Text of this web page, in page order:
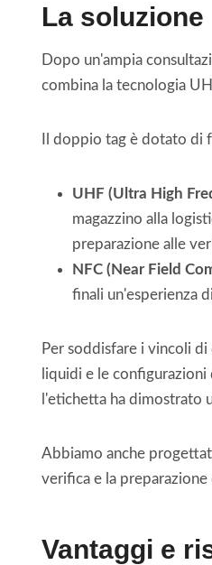
La soluzione
Dopo un'ampia
combina la tecnologia
Il doppio tag è dotato di
UHF (Ultra High
magazzino alla
preparazione alle
NFC (Near Field
finali un'esperienza
Per soddisfare i vincoli
liquidi e le
l'etichetta ha dimostrato
Abbiamo anche
verifica e la
Vantaggi e